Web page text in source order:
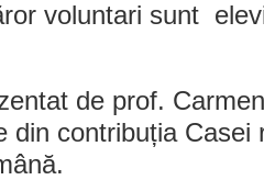
voluntari sunt
de prof.
din contribuția Casei